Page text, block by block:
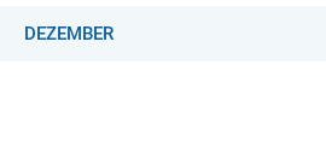
DEZEMBER